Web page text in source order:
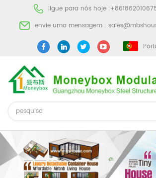
ligue para nós hoje :
envie uma mensagem :